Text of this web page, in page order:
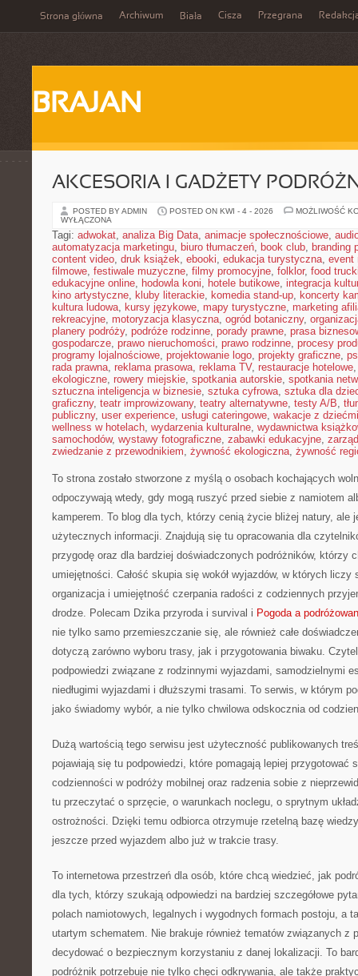
Strona główna Archiwum Biała Cisza Przegrana
BRAJAN
AKCESORIA I GADŻETY
POSTED BY ADMIN POSTED ON KWI - 4 - 2026
MOŻLIWOŚĆ
WYŁĄCZONA
Tagi: adwokat, analiza Big Data, animacje społecznościowe,
automatyzacja marketingu, biuro tłumaczeń, book club, branding
content video, druk książek, ebooki, edukacja turystyczna, event
filmowe, festiwale muzyczne, filmy promocyjne, folklor, food
edukacyjne online, hodowla koni, hotele butikowe, integracja
kino artystyczne, kluby literackie, komedia stand-up, koncerty
kultura ludowa, kursy językowe, mapy turystyczne, marketing
rekreacyjne, motoryzacja klasyczna, ogród botaniczny,
planery podróży, podróże rodzinne, porady prawne, prasa
gospodarcze, prawo nieruchomości, prawo rodzinne, procesy
programy lojalnościowe, projektowanie logo, projekty graficzne,
rada prawna, reklama prasowa, reklama TV, restauracje hotelowe
ekologiczne, rowery miejskie, spotkania autorskie, spotkania
sztuczna inteligencja w biznesie, sztuka cyfrowa, sztuka dla
graficzny, teatr improwizowany, teatry alternatywne, testy A/B,
publiczny, user experience, usługi cateringowe, wakacje z dziećmi
wellness w hotelach, wydarzenia kulturalne, wydawnictwa
samochodów, wystawy fotograficzne, zabawki edukacyjne,
zwiedzanie z przewodnikiem, żywność ekologiczna, żywność
To strona zostało stworzone z myślą o osobach kochających
odpoczywają wtedy, gdy mogą ruszyć przed siebie z namiotem
kamperem. To blog dla tych, którzy cenią życie bliżej natury, ale
użytecznych informacji. Znajdują się tu opracowania dla
przygodę oraz dla bardziej doświadczonych podróżników, którzy
umiejętności. Całość skupia się wokół wyjazdów, w których liczy
organizacja i umiejętność czerpania radości z codziennych
drodze. Polecam Dzika przyroda i survival i Pogoda a
nie tylko samo przemieszczanie się, ale również całe
dotyczą zarówno wyboru trasy, jak i przygotowania biwaku.
podpowiedzi związane z rodzinnymi wyjazdami, samodzielnymi
niedługimi wyjazdami i dłuższymi trasami. To serwis, w którym
jako świadomy wybór, a nie tylko chwilowa odskocznia od
Dużą wartością tego serwisu jest użyteczność publikowanych
pojawiają się tu podpowiedzi, które pomagają lepiej przygotować
codzienności w podróży mobilnej oraz radzenia sobie z
tu przeczytać o sprzęcie, o warunkach noclegu, o sprytnym
ostrożności. Dzięki temu odbiorca otrzymuje rzetelną bazę
jeszcze przed wyjazdem albo już w trakcie trasy.
To internetowa przestrzeń dla osób, które chcą wiedzieć, jak
dla tych, którzy szukają odpowiedzi na bardziej szczegółowe
polach namiotowych, legalnych i wygodnych formach postoju, a
utartym schematem. Nie brakuje również tematów związanych z
decydować o bezpiecznym korzystaniu z danej lokalizacji. To
podróżnik potrzebuje nie tylko chęci odkrywania, ale także